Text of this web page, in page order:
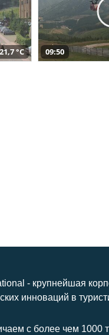
21,7 °C 09:50
- крупнейшая
инноваций в
с более чем 1000